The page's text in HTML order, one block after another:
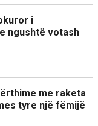
i
ngushtë votash
me raketa
tyre një fëmijë